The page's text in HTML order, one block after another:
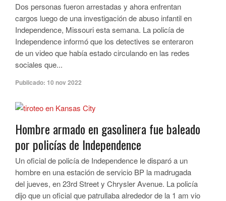
Dos personas fueron arrestadas y ahora enfrentan
cargos luego de una investigación de abuso infantil en
Independence, Missouri esta semana. La policía de
Independence informó que los detectives se enteraron
de un video que había estado circulando en las redes
sociales que...
Publicado: 10 nov 2022
Hombre armado en gasolinera fue baleado
por policías de Independence
Un oficial de policía de Independence le disparó a un
hombre en una estación de servicio BP la madrugada
del jueves, en 23rd Street y Chrysler Avenue. La policía
dijo que un oficial que patrullaba alrededor de la 1 am vio